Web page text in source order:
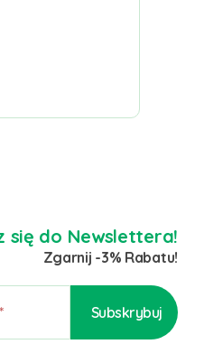
się do Newslettera!
Zgarnij -3% Rabatu!